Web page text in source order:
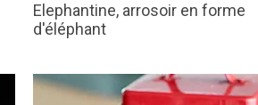
Elephantine, arrosoir en forme
d'éléphant